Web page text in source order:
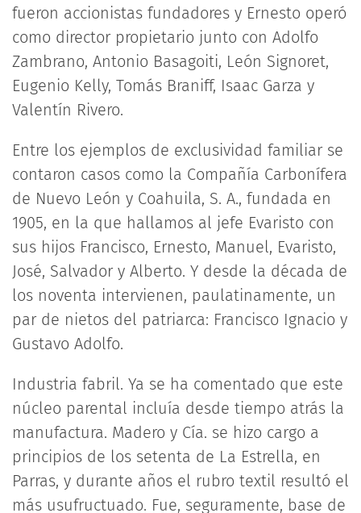
fueron accionistas fundadores y Ernesto operó
como director propietario junto con Adolfo
Zambrano, Antonio Basagoiti, León Signoret,
Eugenio Kelly, Tomás Braniff, Isaac Garza y
Valentín Rivero.
Entre los ejemplos de exclusividad familiar se
contaron casos como la Compañía Carbonífera
de Nuevo León y Coahuila, S. A., fundada en
1905, en la que hallamos al jefe Evaristo con
sus hijos Francisco, Ernesto, Manuel, Evaristo,
José, Salvador y Alberto. Y desde la década de
los noventa intervienen, paulatinamente, un
par de nietos del patriarca: Francisco Ignacio y
Gustavo Adolfo.
Industria fabril. Ya se ha comentado que este
núcleo parental incluía desde tiempo atrás la
manufactura. Madero y Cía. se hizo cargo a
principios de los setenta de La Estrella, en
Parras, y durante años el rubro textil resultó el
más usufructuado. Fue, seguramente, base de